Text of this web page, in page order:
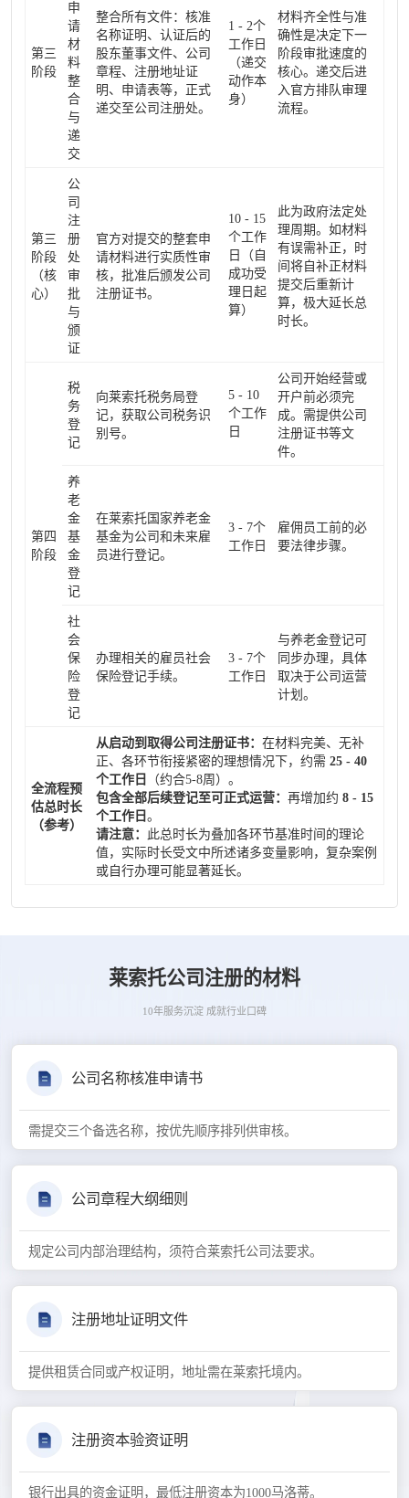
第三
阶段
申
请
材
料
整
合
与
递
交
整合所有文件：核准
名称证明、认证后的
股东董事文件、公司
章程、注册地址证
明、申请表等，正式
递交至公司注册处。
1 - 2个
工作日
（递交
动作本
身）
材料齐全性与准
确性是决定下一
阶段审批速度的
核心。递交后进
入官方排队审理
流程。
第三
阶段
（核
心）
公
司
注
册
处
审
批
与
颁
证
官方对提交的整套申
请材料进行实质性审
核，批准后颁发公司
注册证书。
10 - 15
个工作
日（自
成功受
理日起
算）
此为政府法定处
理周期。如材料
有误需补正，时
间将自补正材料
提交后重新计
算，极大延长总
时长。
第四
阶段
税
务
登
记
向莱索托税务局登
记，获取公司税务识
别号。
5 - 10
个工作
日
公司开始经营或
开户前必须完
成。需提供公司
注册证书等文
件。
养
老
金
基
金
登
记
在莱索托国家养老金
基金为公司和未来雇
员进行登记。
3 - 7个
工作日
雇佣员工前的必
要法律步骤。
社
会
保
险
登
记
办理相关的雇员社会
保险登记手续。
3 - 7个
工作日
与养老金登记可
同步办理，具体
取决于公司运营
计划。
全流程预
估总时长
（参考）
从启动到取得公司注册证书： 在材料完美、无补
正、各环节衔接紧密的理想情况下，约需 25 - 40
个工作日
（约合5-8周）。
包含全部后续登记至可正式运营： 再增加约 8 - 15
个工作日 。
请注意： 此总时长为叠加各环节基准时间的理论
值，实际时长受文中所述诸多变量影响，复杂案例
或自行办理可能显著延长。
莱索托公司注册的材料
10年服务沉淀 成就行业口碑
公司名称核准申请书
需提交三个备选名称，按优先顺序排列供审核。
公司章程大纲细则
规定公司内部治理结构，须符合莱索托公司法要求。
注册地址证明文件
提供租赁合同或产权证明，地址需在莱索托境内。
注册资本验资证明
银行出具的资金证明，最低注册资本为1000马洛蒂。